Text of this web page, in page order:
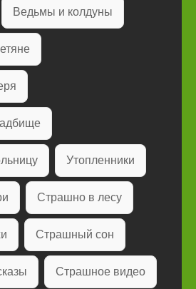
Ведьмы и колдуны
Утопленники
Страшно в лесу
Страшный сон
Страшное видео